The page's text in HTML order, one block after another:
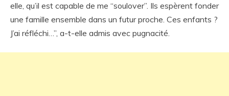
elle, qu’il est capable de me “soulover”. Ils espèrent fonder
une famille ensemble dans un futur proche. Ces enfants ?
J’ai réfléchi…”, a-t-elle admis avec pugnacité.